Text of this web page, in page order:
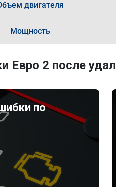
двигателя
Мощность
2 после
по